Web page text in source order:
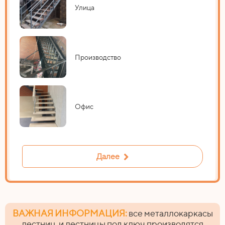
Улица
Производство
Офис
Далее
ВАЖНАЯ ИНФОРМАЦИЯ: все металлокаркасы